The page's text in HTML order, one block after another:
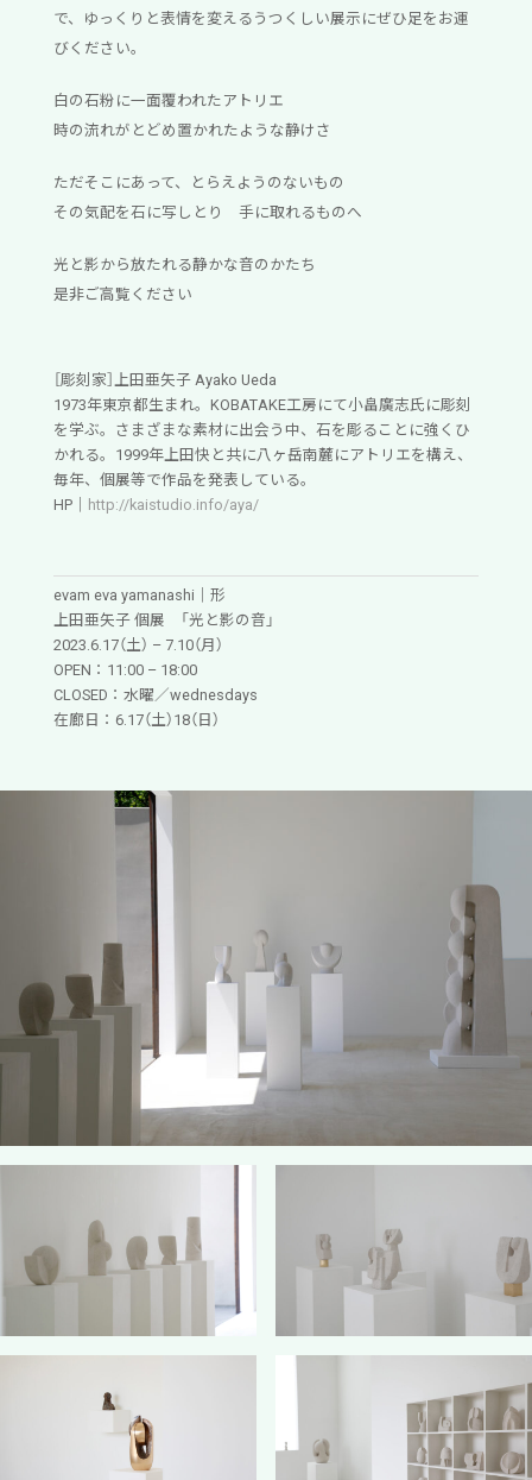
で、ゆっくりと表情を変えるうつくしい展示にぜひ足をお運
びください。
白の石粉に一面覆われたアトリエ
時の流れがとどめ置かれたような静けさ
ただそこにあって、とらえようのないもの
その気配を石に写しとり 手に取れるものへ
光と影から放たれる静かな音のかたち
是非ご高覧ください
［彫刻家］上田亜矢子 Ayako Ueda
1973年東京都生まれ。KOBATAKE工房にて小畠廣志氏に彫刻
を学ぶ。さまざまな素材に出会う中、石を彫ることに強くひ
かれる。1999年上田快と共に八ヶ岳南麓にアトリエを構え、
毎年、個展等で作品を発表している。
HP｜
http://kaistudio.info/aya/
evam eva yamanashi｜形
上田亜矢子 個展 「光と影の音」
2023.6.17（土） – 7.10（月）
OPEN：11:00 – 18:00
CLOSED：水曜／wednesdays
在廊日：6.17（土）18（日）